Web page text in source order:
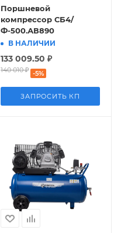
Поршневой
компрессор СБ4/
Ф-500.АВ890
В НАЛИЧИИ
133 009.50 ₽
140 010₽ -5%
ЗАПРОСИТЬ КП